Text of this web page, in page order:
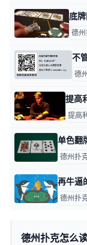
德
德
提高
德州扑
德州扑
德州扑克怎么